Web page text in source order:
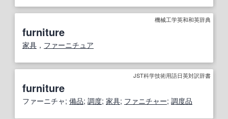
機械工学英和和英辞典
furniture
家具 ， ファーニチュア
JST科学技術用語日英対訳辞書
furniture
ファーニチャ; 備品; 調度; 家具; ファニチャー; 調度品